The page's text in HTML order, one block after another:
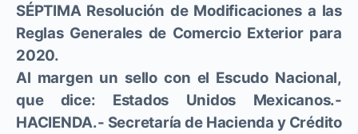
SÉPTIMA Resolución de Modificaciones a las
Reglas Generales de Comercio Exterior para
2020.
Al margen un sello con el Escudo Nacional,
que dice: Estados Unidos Mexicanos.-
HACIENDA.- Secretaría de Hacienda y Crédito